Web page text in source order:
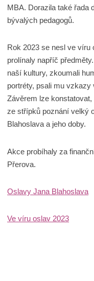
MBA. Dorazila také řada
bývalých pedagogů.
Rok 2023 se nesl ve víru
prolínaly napříč
naší kultury, zkoumali
portréty, psali mu
Závěrem lze
ze střípků poznání velký
Blahoslava a jeho doby.
Akce probíhaly za
Přerova.
Oslavy Jana Blahoslava
Ve víru oslav 2023